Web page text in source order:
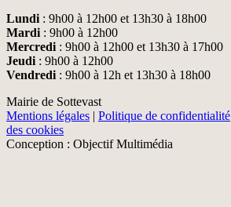
Lundi : 9h00 à 12h00 et 13h30 à 18h00
Mardi : 9h00 à 12h00
Mercredi : 9h00 à 12h00 et 13h30 à 17h00
Jeudi : 9h00 à 12h00
Vendredi : 9h00 à 12h et 13h30 à 18h00
Mairie de Sottevast
Mentions légales | Politique de confidentialité
des cookies
Conception : Objectif Multimédia